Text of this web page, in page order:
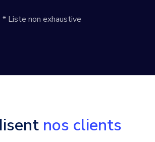
* Liste non exhaustive
nos clients